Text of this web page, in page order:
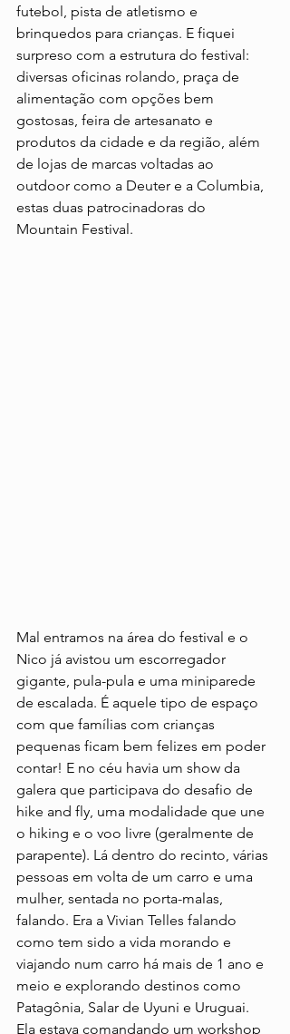
futebol, pista de atletismo e
brinquedos para crianças. E fiquei
surpreso com a estrutura do festival:
diversas oficinas rolando, praça de
alimentação com opções bem
gostosas, feira de artesanato e
produtos da cidade e da região, além
de lojas de marcas voltadas ao
outdoor como a Deuter e a Columbia,
estas duas patrocinadoras do
Mountain Festival.
Mal entramos na área do festival e o
Nico já avistou um escorregador
gigante, pula-pula e uma miniparede
de escalada. É aquele tipo de espaço
com que famílias com crianças
pequenas ficam bem felizes em poder
contar! E no céu havia um show da
galera que participava do desafio de
hike and fly, uma modalidade que une
o hiking e o voo livre (geralmente de
parapente). Lá dentro do recinto, várias
pessoas em volta de um carro e uma
mulher, sentada no porta-malas,
falando. Era a Vivian Telles falando
como tem sido a vida morando e
viajando num carro há mais de 1 ano e
meio e explorando destinos como
Patagônia, Salar de Uyuni e Uruguai.
Ela estava comandando um workshop